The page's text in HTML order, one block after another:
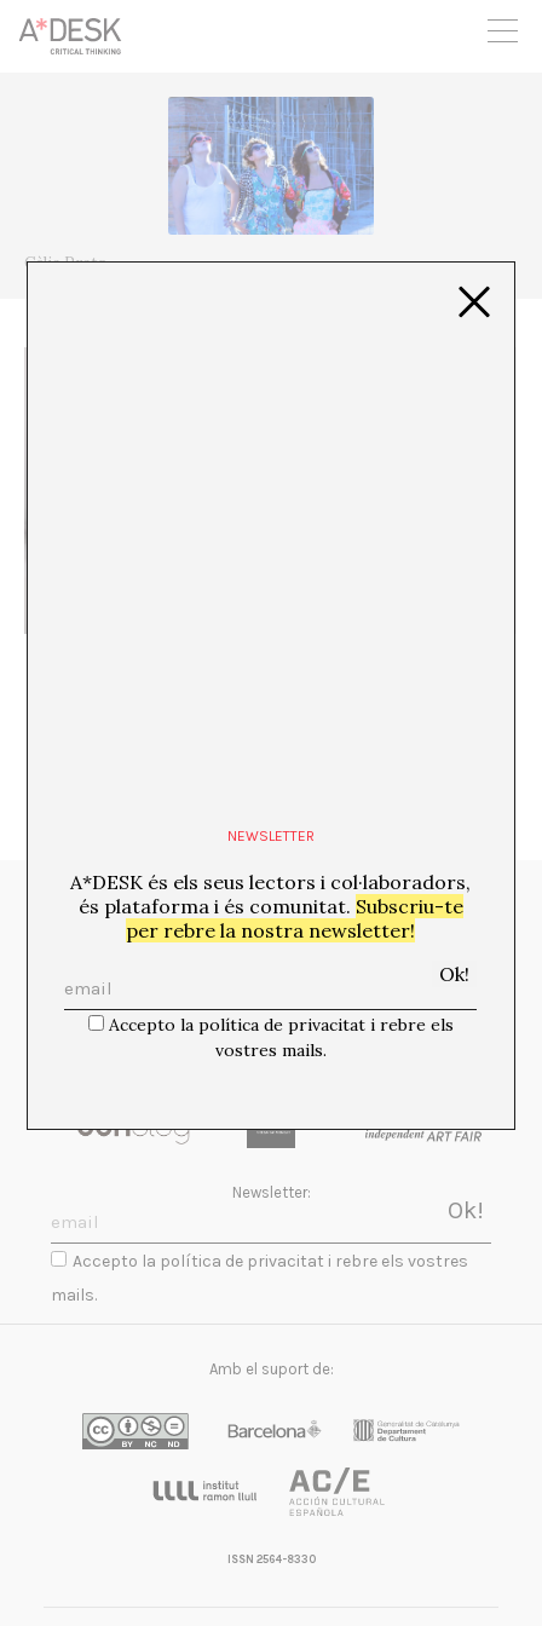
seguim necessitant-te per a poder seguir endavant. Ara pots
participar del projecte i recolzar-lo.
Cèlia Prats
Media Partners:
Newsletter:
Accepto la política de privacitat i rebre els vostres
mails.
Amb el suport de:
ISSN 2564-8330
NEWSLETTER
A*DESK és els seus lectors i col·laboradors,
és plataforma i és comunitat. Subscriu-te
per rebre la nostra newsletter!
Accepto la política de privacitat i rebre els
vostres mails.